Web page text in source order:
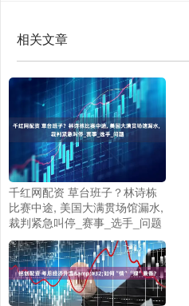
相关文章
千红网配资 草台班子？林诗栋
比赛中途, 美国大满贯场馆漏水,
裁判紧急叫停_赛事_选手_问题